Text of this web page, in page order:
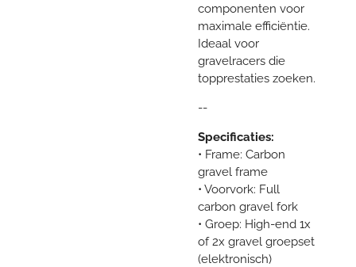
componenten voor
maximale efficiëntie.
Ideaal voor
gravelracers die
topprestaties zoeken.
--
Specificaties:
• Frame: Carbon
gravel frame
• Voorvork: Full
carbon gravel fork
• Groep: High-end 1x
of 2x gravel groepset
(elektronisch)